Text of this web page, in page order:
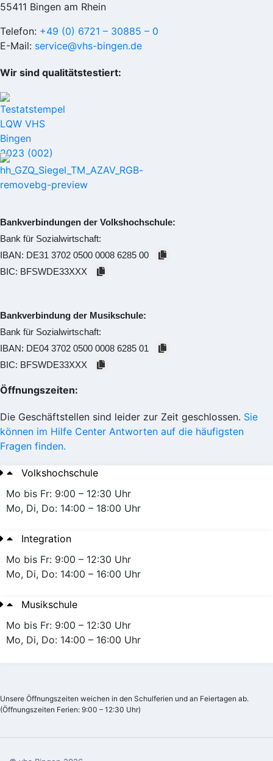
55411 Bingen am Rhein
Telefon: +49 (0) 6721 – 30885 – 0
E-Mail: service@vhs-bingen.de
Wir sind qualitätstestiert:
Bankverbindungen der Volkshochschule:
Bank für Sozialwirtschaft:
IBAN: DE31 3702 0500 0008 6285 00
BIC: BFSWDE33XXX
Bankverbindung der Musikschule:
Bank für Sozialwirtschaft:
IBAN: DE04 3702 0500 0008 6285 01
BIC: BFSWDE33XXX
Öffnungszeiten:
Die Geschäftstellen sind leider zur Zeit geschlossen. Sie
können im Hilfe Center Antworten auf die häufigsten
Fragen finden.
Volkshochschule
Mo bis Fr: 9:00 – 12:30 Uhr
Mo, Di, Do: 14:00 – 18:00 Uhr
Integration
Mo bis Fr: 9:00 – 12:30 Uhr
Mo, Di, Do: 14:00 – 16:00 Uhr
Musikschule
Mo bis Fr: 9:00 – 12:30 Uhr
Mo, Di, Do: 14:00 – 16:00 Uhr
Unsere Öffnungszeiten weichen in den Schulferien und an Feiertagen ab.
(Öffnungszeiten Ferien: 9:00 – 12:30 Uhr)